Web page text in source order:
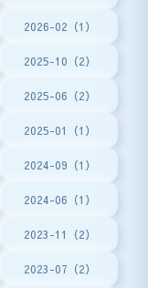
2026-02（1）
2025-10（2）
2025-06（2）
2025-01（1）
2024-09（1）
2024-06（1）
2023-11（2）
2023-07（2）